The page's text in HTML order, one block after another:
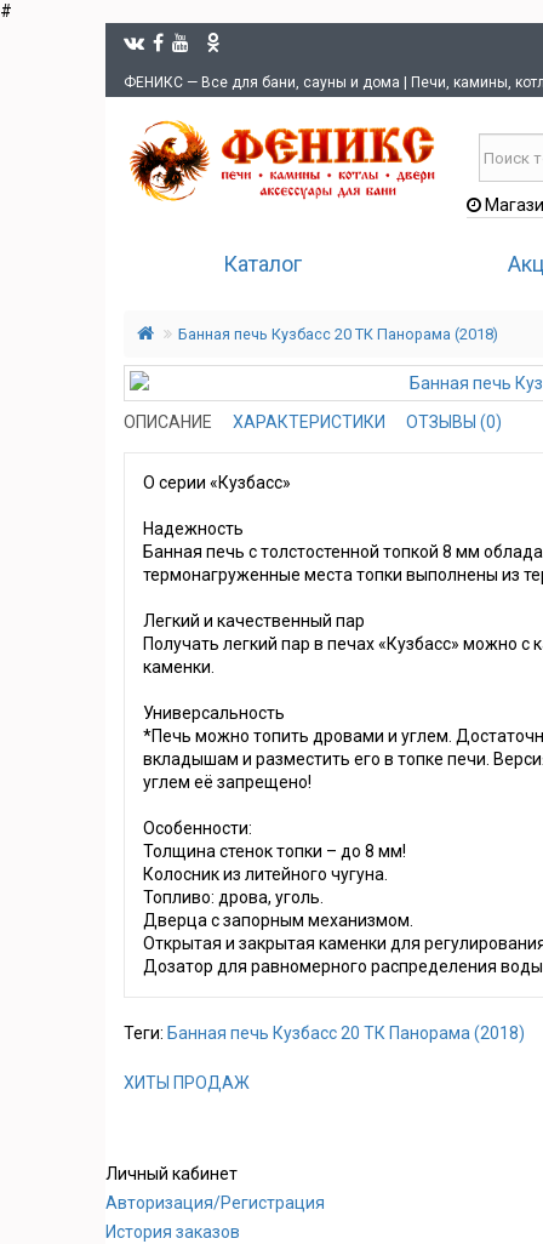
#
ФЕНИКС — Все для бани, сауны и дома | Печи, камины,
Каталог
Банная печь Кузбасс 20 ТК Панорама (2018)
ОПИСАНИЕ ХАРАКТЕРИСТИКИ ОТЗЫВЫ (0)
О серии «Кузбасс»
Надежность
Банная печь с толстостенной топкой 8 мм
термонагруженные места топки выполнены из
Легкий и качественный пар
Получать легкий пар в печах «Кузбасс» можно с
каменки.
Универсальность
*Печь можно топить дровами и углем.
вкладышам и разместить его в топке печи.
углем её запрещено!
Особенности:
Толщина стенок топки – до 8 мм!
Колосник из литейного чугуна.
Топливо: дрова, уголь.
Дверца с запорным механизмом.
Открытая и закрытая каменки для
Дозатор для равномерного распределения
Теги: Банная печь Кузбасс 20 ТК Панорама (2018)
ХИТЫ ПРОДАЖ
Личный кабинет
Авторизация/Регистрация
История заказов